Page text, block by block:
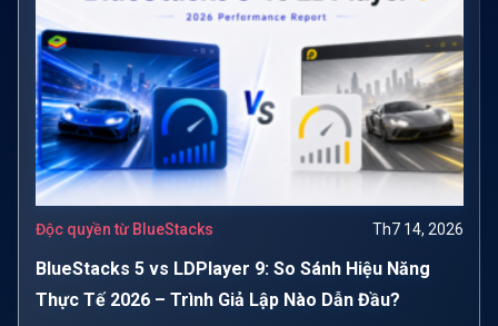
Độc quyền từ BlueStacks Th7 14, 2026
BlueStacks 5 vs LDPlayer 9: So Sánh Hiệu Năng
Thực Tế 2026 – Trình Giả Lập Nào Dẫn Đầu?